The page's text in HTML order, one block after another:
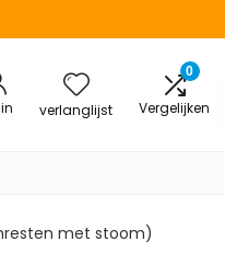
verlanglijst
0
Vergelijken
met stoom)